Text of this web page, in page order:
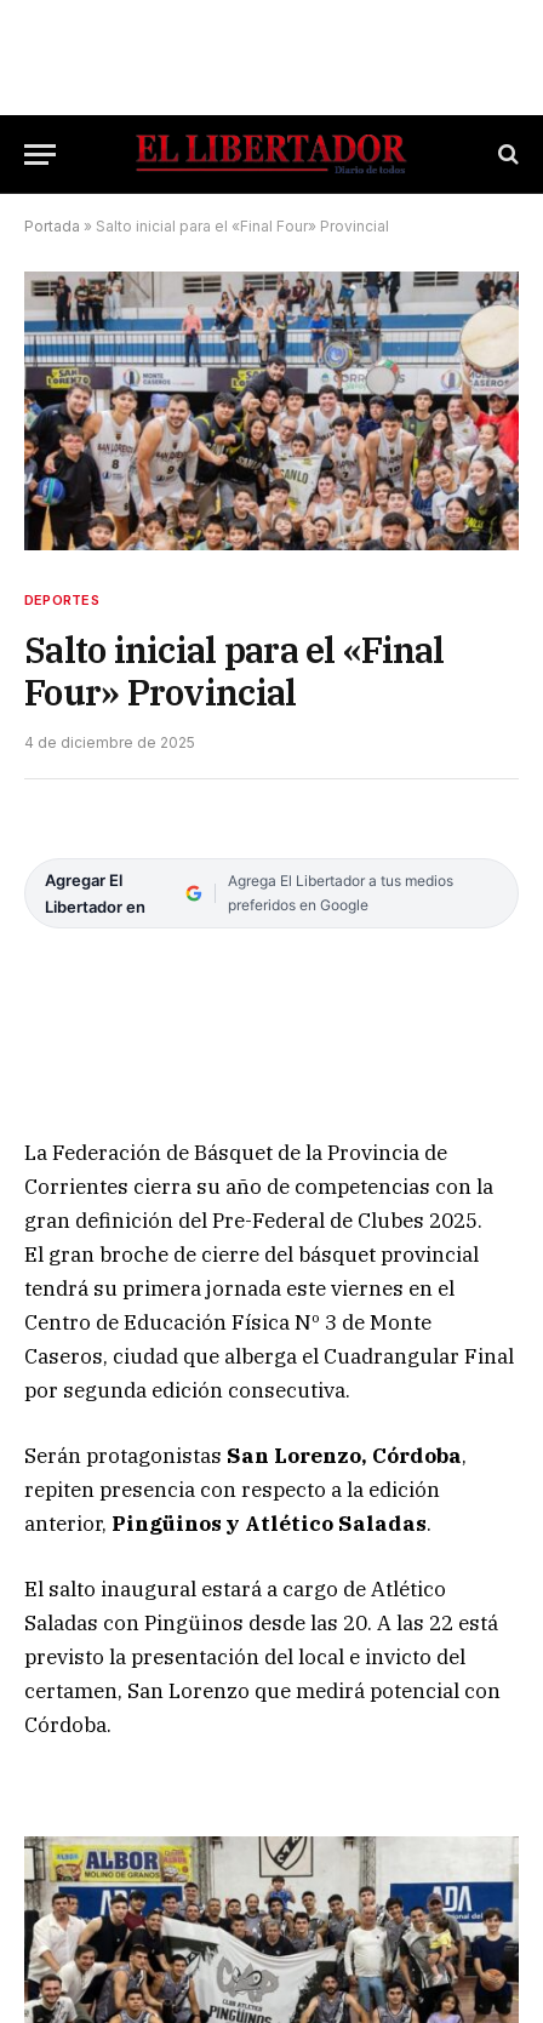
Portada » Salto inicial para el «Final Four» Provincial
DEPORTES
Salto inicial para el «Final
Four» Provincial
4 de diciembre de 2025
Agregar El
Libertador en
Agrega El Libertador a tus medios
preferidos en Google
La Federación de Básquet de la Provincia de
Corrientes cierra su año de competencias con la
gran definición del Pre-Federal de Clubes 2025.
El gran broche de cierre del básquet provincial
tendrá su primera jornada este viernes en el
Centro de Educación Física Nº 3 de Monte
Caseros, ciudad que alberga el Cuadrangular Final
por segunda edición consecutiva.
Serán protagonistas San Lorenzo, Córdoba,
repiten presencia con respecto a la edición
anterior, Pingüinos y Atlético Saladas.
El salto inaugural estará a cargo de Atlético
Saladas con Pingüinos desde las 20. A las 22 está
previsto la presentación del local e invicto del
certamen, San Lorenzo que medirá potencial con
Córdoba.